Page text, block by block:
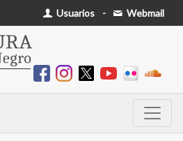
Usuarios - Webmail